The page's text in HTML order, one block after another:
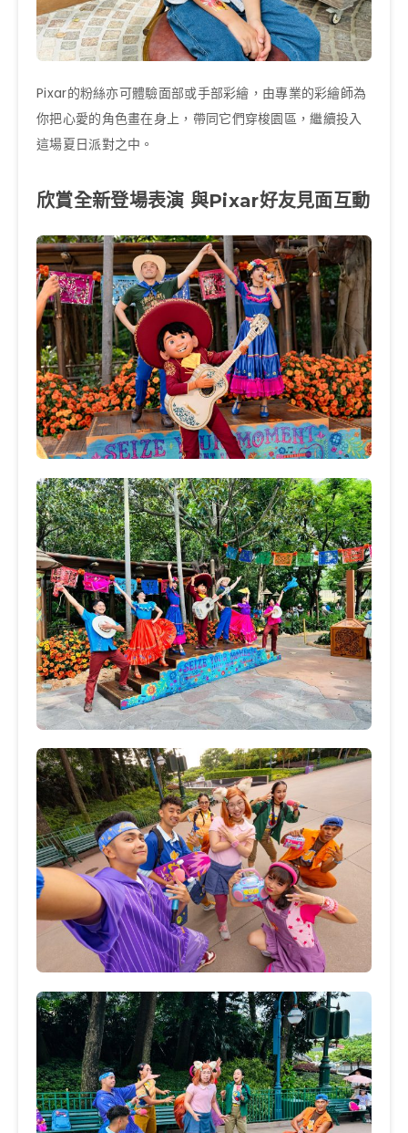
Pixar的粉絲亦可體驗面部或手部彩繪，由專業的彩繪師為
你把心愛的角色畫在身上，帶同它們穿梭園區，繼續投入
這場夏日派對之中。
欣賞全新登場表演 與Pixar好友見面互動